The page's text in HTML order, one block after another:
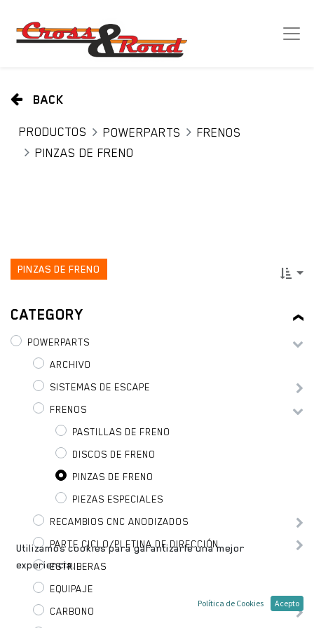
BACK
PRODUCTOS POWERPARTS
FRENOS
PINZAS DE FRENO
PINZAS DE FRENO
CATEGORY
POWERPARTS
ARCHIVO
SISTEMAS DE ESCAPE
FRENOS
PASTILLAS DE FRENO
DISCOS DE FRENO
PINZAS DE FRENO
PIEZAS ESPECIALES
RECAMBIOS CNC ANODIZADOS
PARTE CICLO/PLETINA DE DIRECCIÓN
ESTRIBERAS
EQUIPAJE
CARBONO
Utilizamos cookies para garantizarle una mejor
experiencia.
Política de Cookies Acepto